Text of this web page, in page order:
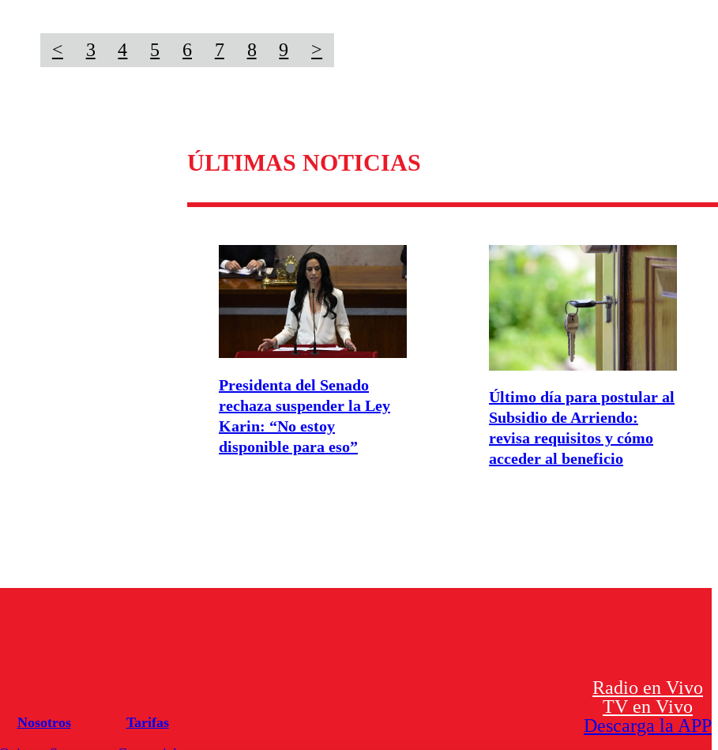
< 3 4 5 6 7 8 9 >
ÚLTIMAS NOTICIAS
Presidenta del Senado
rechaza suspender la Ley
Karin: “No estoy
disponible para eso”
Último día para postular al
Subsidio de Arriendo:
revisa requisitos y cómo
acceder al beneficio
Nosotros
Tarifas
Radio en Vivo
TV en Vivo
Descarga la APP